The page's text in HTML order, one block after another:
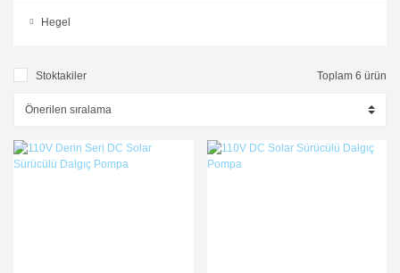
Hegel
Stoktakiler Toplam 6 ürün